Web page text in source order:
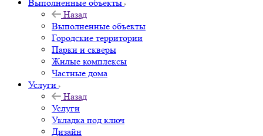
Выполненные объекты
Назад
Выполненные объекты
Городские территории
Парки и скверы
Жилые комплексы
Частные дома
Услуги
Назад
Услуги
Укладка под ключ
Дизайн